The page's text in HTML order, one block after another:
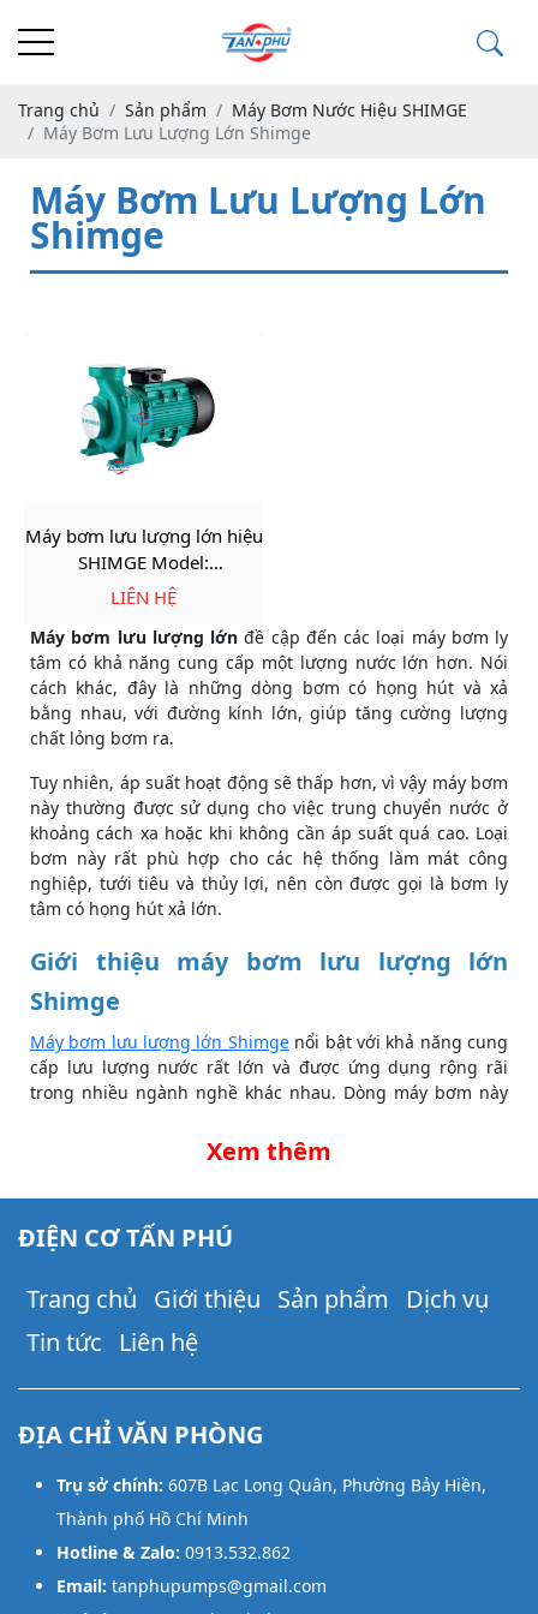
Trang chủ Sản phẩm
Máy Bơm Nước Hiệu SHIMGE
Máy Bơm Lưu Lượng Lớn Shimge
Máy Bơm Lưu Lượng Lớn
Shimge
Máy bơm lưu lượng lớn hiệu
SHIMGE Model:
SHFm5AM/SGAM1A
LIÊN HỆ
Máy bơm lưu lượng lớn đề cập đến các loại máy bơm ly
tâm có khả năng cung cấp một lượng nước lớn hơn. Nói
cách khác, đây là những dòng bơm có họng hút và xả
bằng nhau, với đường kính lớn, giúp tăng cường lượng
chất lỏng bơm ra.
Tuy nhiên, áp suất hoạt động sẽ thấp hơn, vì vậy máy bơm
này thường được sử dụng cho việc trung chuyển nước ở
khoảng cách xa hoặc khi không cần áp suất quá cao. Loại
bơm này rất phù hợp cho các hệ thống làm mát công
nghiệp, tưới tiêu và thủy lợi, nên còn được gọi là bơm ly
tâm có họng hút xả lớn.
Giới thiệu máy bơm lưu lượng lớn
Shimge
Máy bơm lưu lượng lớn Shimgenổi bật với khả năng cung
cấp lưu lượng nước rất lớn và được ứng dụng rộng rãi
trong nhiều ngành nghề khác nhau. Dòng máy bơm này
nghiệp, cung cấp nước cho chăn nuôi, thủy lợi và xây
Xem thêm
ĐIỆN CƠ TẤN PHÚ
Trang chủ Giới thiệu Sản phẩm
Dịch vụ
Tin tức
Liên hệ
ĐỊA CHỈ VĂN PHÒNG
Trụ sở chính: 607B Lạc Long Quân, Phường Bảy Hiền,
Thành phố Hồ Chí Minh
Hotline & Zalo: 0913.532.862
Email: tanphupumps@gmail.com